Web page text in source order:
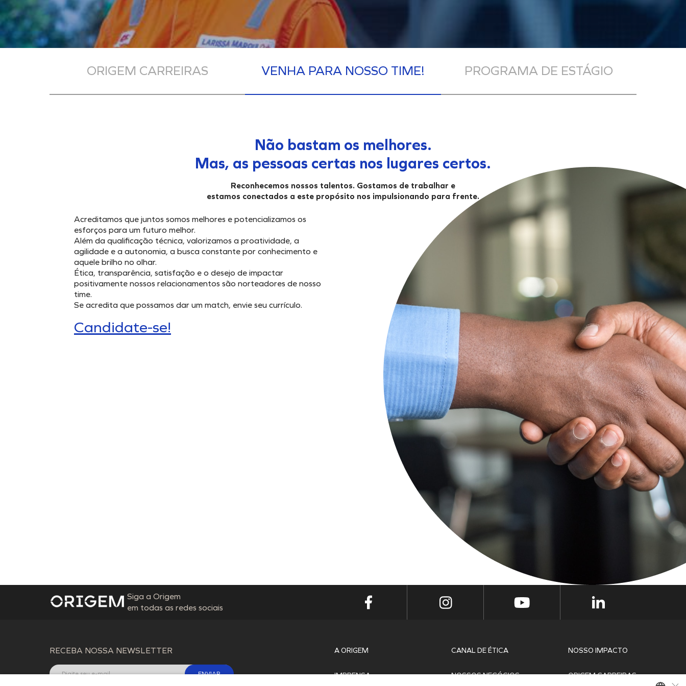
ORIGEM CARREIRAS VENHA PARA NOSSO TIME! PROGRAMA DE ESTÁGIO
Não bastam os melhores.
Mas, as pessoas certas nos lugares certos.
Reconhecemos nossos talentos. Gostamos de trabalhar e
estamos conectados a este propósito nos impulsionando para frente.
Acreditamos que juntos somos melhores e potencializamos os
esforços para um futuro melhor.
Além da qualificação técnica, valorizamos a proatividade, a
agilidade e a autonomia, a busca constante por conhecimento e
aquele brilho no olhar.
Ética, transparência, satisfação e o desejo de impactar
positivamente nossos relacionamentos são norteadores de nosso
time.
Se acredita que possamos dar um match, envie seu currículo.
Candidate-se!
Siga a Origem
em todas as redes sociais
RECEBA NOSSA NEWSLETTER
ENVIAR
A ORIGEM CANAL DE ÉTICA NOSSO IMPACTO
IMPRENSA NOSSOS NEGÓCIOS ORIGEM CARREIRAS